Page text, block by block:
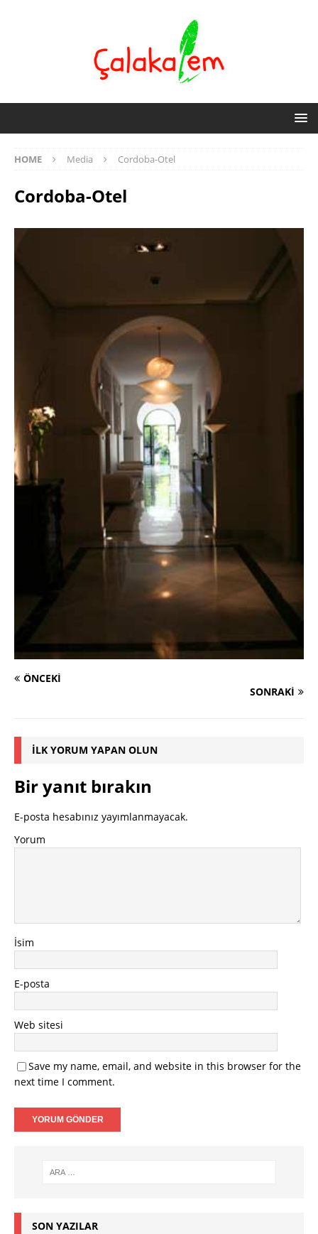
HOME Media Cordoba-Otel
Cordoba-Otel
ÖNCEKI
SONRAKI
İLK YORUM YAPAN OLUN
Bir yanıt bırakın
E-posta hesabınız yayımlanmayacak.
Yorum
İsim
E-posta
Web sitesi
Save my name, email, and website in this browser for the
next time I comment.
SON YAZILAR